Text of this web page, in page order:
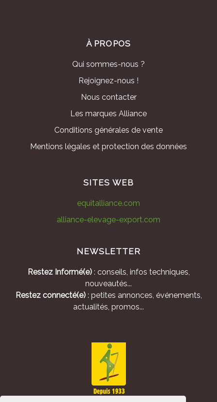
À PROPOS
Qui sommes-nous ?
Rejoignez-nous !
Nous contacter
Les marques Alliance
Conditions générales de vente
Mentions légales et protection des données
SITES WEB
equitalliance.com
alliance-elevage-export.com
NEWSLETTER
Restez Informé(e): conseils, infos techniques,
nouveautés...
Restez connecté(e): petites annonces, événements,
actualités, promos...